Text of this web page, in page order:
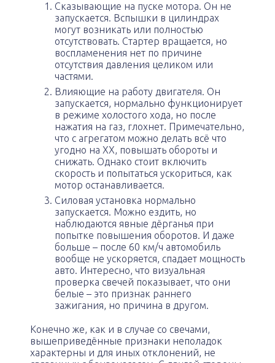
Сказывающие на пуске мотора. Он не
запускается. Вспышки в цилиндрах
могут возникать или полностью
отсутствовать. Стартер вращается, но
воспламенения нет по причине
отсутствия давления целиком или
частями.
Влияющие на работу двигателя. Он
запускается, нормально функционирует
в режиме холостого хода, но после
нажатия на газ, глохнет. Примечательно,
что с агрегатом можно делать всё что
угодно на ХХ, повышать обороты и
снижать. Однако стоит включить
скорость и попытаться ускориться, как
мотор останавливается.
Силовая установка нормально
запускается. Можно ездить, но
наблюдаются явные дёрганья при
попытке повышения оборотов. И даже
больше – после 60 км/ч автомобиль
вообще не ускоряется, спадает мощность
авто. Интересно, что визуальная
проверка свечей показывает, что они
белые – это признак раннего
зажигания, но причина в другом.
Конечно же, как и в случае со свечами,
вышеприведённые признаки неполадок
характерны и для иных отклонений, не